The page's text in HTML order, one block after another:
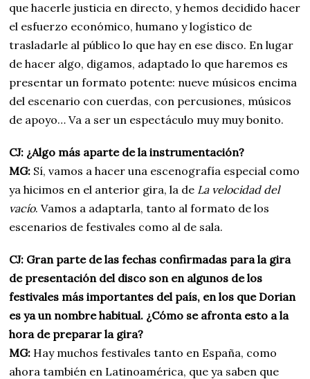
que hacerle justicia en directo, y hemos decidido hacer
el esfuerzo económico, humano y logístico de
trasladarle al público lo que hay en ese disco. En lugar
de hacer algo, digamos, adaptado lo que haremos es
presentar un formato potente: nueve músicos encima
del escenario con cuerdas, con percusiones, músicos
de apoyo… Va a ser un espectáculo muy muy bonito.
CJ: ¿Algo más aparte de la instrumentación?
MG: Sí, vamos a hacer una escenografía especial como
ya hicimos en el anterior gira, la de La velocidad del
vacío. Vamos a adaptarla, tanto al formato de los
escenarios de festivales como al de sala.
CJ: Gran parte de las fechas confirmadas para la gira
de presentación del disco son en algunos de los
festivales más importantes del país, en los que Dorian
es ya un nombre habitual. ¿Cómo se afronta esto a la
hora de preparar la gira?
MG: Hay muchos festivales tanto en España, como
ahora también en Latinoamérica, que ya saben que